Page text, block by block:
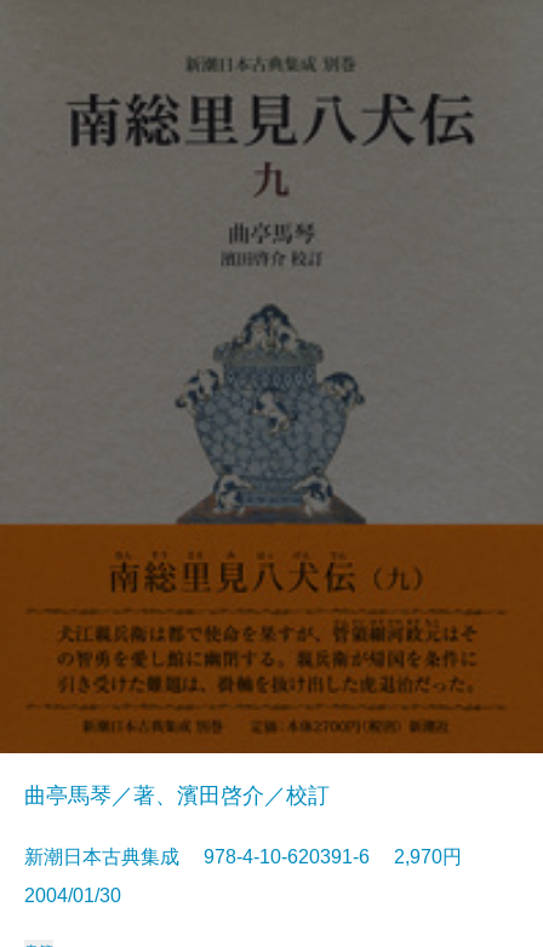
曲亭馬琴／著、濱田啓介／校訂
新潮日本古典集成 978-4-10-620391-6 2,970円
2004/01/30